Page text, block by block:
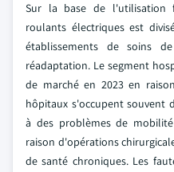
Sur la base de l'utilisation
roulants électriques est
établissements de soins
réadaptation. Le segment
de marché en 2023 en
hôpitaux s'occupent souvent
à des problèmes de
raison d'opérations
de santé chroniques. Les